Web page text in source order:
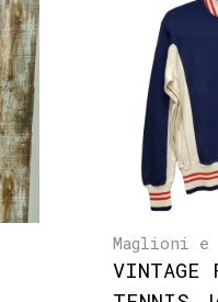
Maglioni e